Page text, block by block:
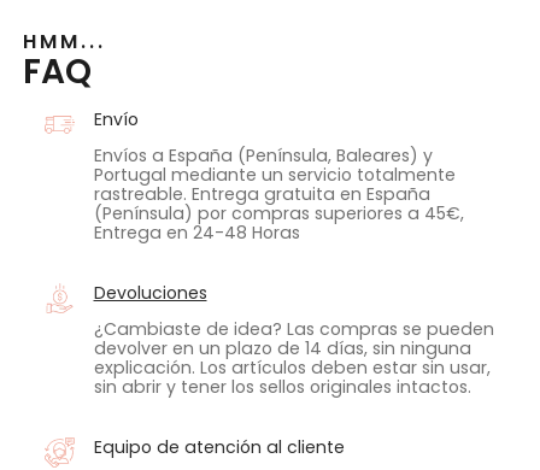
HMM...
FAQ
Envío
Envíos a España (Península, Baleares) y
Portugal mediante un servicio totalmente
rastreable. Entrega gratuita en España
(Península) por compras superiores a 45€,
Entrega en 24-48 Horas
Devoluciones
¿Cambiaste de idea? Las compras se pueden
devolver en un plazo de 14 días, sin ninguna
explicación. Los artículos deben estar sin usar,
sin abrir y tener los sellos originales intactos.
Equipo de atención al cliente